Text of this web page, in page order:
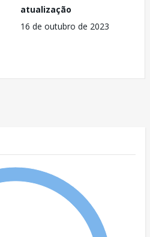
atualização
16 de outubro de 2023